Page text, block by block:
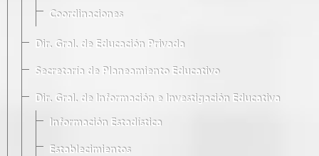
Coordinaciones
Dir. Gral. de Educación Privada
Secretaría de Planeamiento Educativo
Dir. Gral. de Información e Investigación Educativa
Información Estadística
Establecimientos